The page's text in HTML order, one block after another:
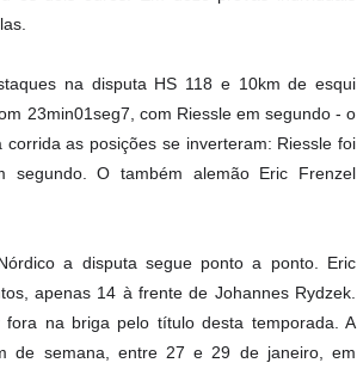
na disputa HS 118 e 10km de esqui
23min01seg7, com Riessle em segundo - o
as posições se inverteram: Riessle foi
segundo. O também alemão Eric Frenzel
a disputa segue ponto a ponto. Eric
apenas 14 à frente de Johannes Rydzek.
na briga pelo título desta temporada. A
de semana, entre 27 e 29 de janeiro, em